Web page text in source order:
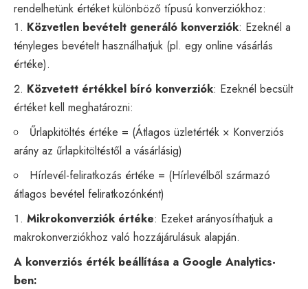
rendelhetünk értéket különböző típusú konverziókhoz:
Közvetlen bevételt generáló konverziók: Ezeknél a
tényleges bevételt használhatjuk (pl. egy online vásárlás
értéke).
Közvetett értékkel bíró konverziók: Ezeknél becsült
értéket kell meghatározni:
Űrlapkitöltés értéke = (Átlagos üzletérték × Konverziós
arány az űrlapkitöltéstől a vásárlásig)
Hírlevél-feliratkozás értéke = (Hírlevélből származó
átlagos bevétel feliratkozónként)
Mikrokonverziók értéke: Ezeket arányosíthatjuk a
makrokonverziókhoz való hozzájárulásuk alapján.
A konverziós érték beállítása a Google Analytics-
ben: